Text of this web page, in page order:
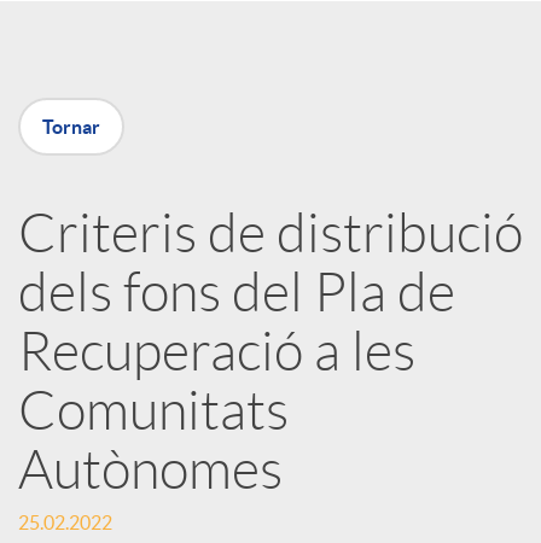
a
a
r
x
e
Tornar
Criteris de distribució
dels fons del Pla de
Recuperació a les
Comunitats
Autònomes
25.02.2022